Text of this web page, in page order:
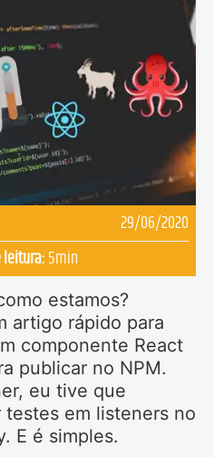
leitura:5min
29/06/2020
estamos?
artigo rápido para
componente React
publicar no NPM.
eu tive que
em listeners no
E é simples.